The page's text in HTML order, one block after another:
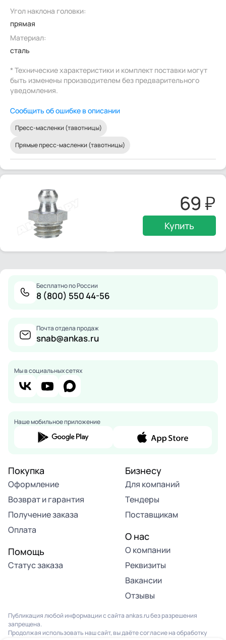
Угол наклона головки:
прямая
Материал:
сталь
* Технические характеристики и комплект поставки могут
быть изменены производителем без предварительного
уведомления.
Сообщить об ошибке в описании
Пресс-масленки (тавотницы)
Прямые пресс-масленки (тавотницы)
69
Купить
Бесплатно по России
8 (800) 550 44-56
Почта отдела продаж
snab@ankas.ru
Мы в социальных сетях
Наше мобильное приложение
Покупка
Оформление
Возврат и гарантия
Получение заказа
Оплата
Помощь
Статус заказа
Бизнесу
Для компаний
Тендеры
Поставщикам
О нас
О компании
Реквизиты
Вакансии
Отзывы
Публикация любой информации с сайта ankas.ru без разрешения
запрещена.
Продолжая использовать наш сайт, вы даёте согласие на обработку